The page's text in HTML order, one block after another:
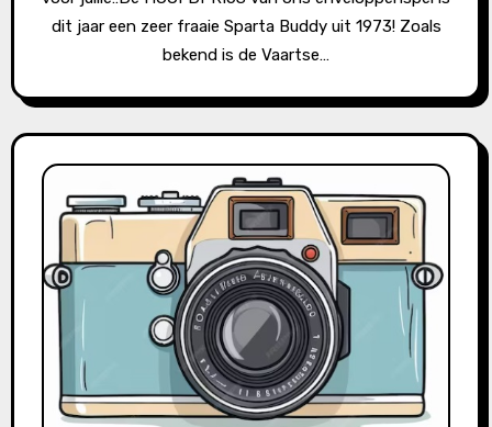
dit jaar een zeer fraaie Sparta Buddy uit 1973! Zoals
bekend is de Vaartse…